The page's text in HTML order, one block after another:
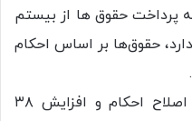
پرداخت حقوق ها از بیستم
حقوق‌ها بر اساس احکام
وی افزود: از امروز حقوق ها با اصلاح احکام و افزایش ۳۸